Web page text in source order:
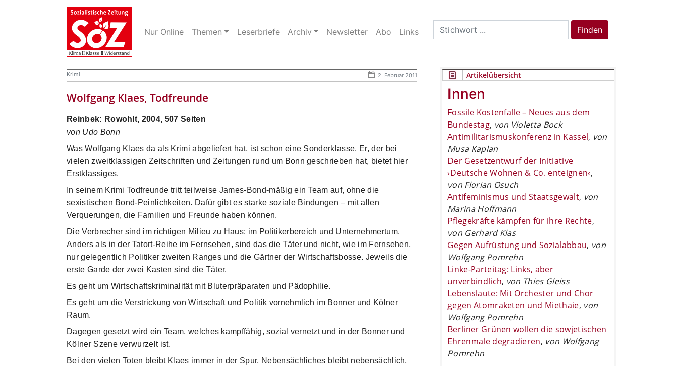
Nur Online Themen Leserbriefe Archiv Newsletter Abo Links
Search
for:
Finden
Krimi 2. Februar 2011
Wolfgang Klaes, Todfreunde
Reinbek: Rowohlt, 2004, 507 Seiten
von Udo Bonn
Was Wolfgang Klaes da als Krimi abgeliefert hat, ist schon eine Sonderklasse. Er, der bei
vielen zweitklassigen Zeitschriften und Zeitungen rund um Bonn geschrieben hat, bietet hier
Erstklassiges.
In seinem Krimi Todfreunde tritt teilweise James-Bond-mäßig ein Team auf, ohne die
sexistischen Bond-Peinlichkeiten. Dafür gibt es starke soziale Bindungen – mit allen
Verquerungen, die Familien und Freunde haben können.
Die Verbrecher sind im richtigen Milieu zu Haus: im Politikerbereich und Unternehmertum.
Anders als in der Tatort-Reihe im Fernsehen, sind das die Täter und nicht, wie im Fernsehen,
nur gelegentlich Politiker zweiten Ranges und die Gärtner der Wirtschaftsbosse. Jeweils die
erste Garde der zwei Kasten sind die Täter.
Es geht um Wirtschaftskriminalität mit Bluterpräparaten und Pädophilie.
Es geht um die Verstrickung von Wirtschaft und Politik vornehmlich im Bonner und Kölner
Raum.
Dagegen gesetzt wird ein Team, welches kampffähig, sozial vernetzt und in der Bonner und
Kölner Szene verwurzelt ist.
Bei den vielen Toten bleibt Klaes immer in der Spur, Nebensächliches bleibt nebensächlich,
Artikelübersicht
Innen
Fossile Kostenfalle – Neues aus dem
Bundestag, von Violetta Bock
Antimilitarismuskonferenz in Kassel, von
Musa Kaplan
Der Gesetzentwurf der Initiative
›Deutsche Wohnen & Co. enteignen‹,
von Florian Osuch
Antifeminismus und Staatsgewalt, von
Marina Hoffmann
Pflegekräfte kämpfen für ihre Rechte,
von Gerhard Klas
Gegen Aufrüstung und Sozialabbau, von
Wolfgang Pomrehn
Linke-Parteitag: Links, aber
unverbindlich, von Thies Gleiss
Lebenslaute: Mit Orchester und Chor
gegen Atomraketen und Miethaie, von
Wolfgang Pomrehn
Berliner Grünen wollen die sowjetischen
Ehrenmale degradieren, von Wolfgang
Pomrehn